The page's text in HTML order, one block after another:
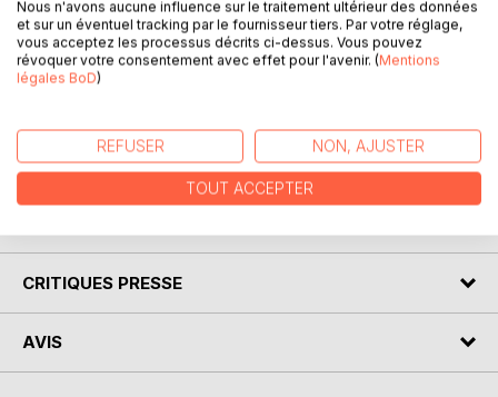
DESCRIPTION
appartement new-yorkais, fait la connaissance d'un vieil
homme qui apprécie particulièrement le froid...
CRITIQUES PRESSE
AVIS
Nous n'avons aucune influence sur le traitement ultérieur des données
et sur un éventuel tracking par le fournisseur tiers. Par votre réglage,
vous acceptez les processus décrits ci-dessus. Vous pouvez
révoquer votre consentement avec effet pour l'avenir. (Mentions
légales BoD)
REFUSER NON, AJUSTER
TOUT ACCEPTER